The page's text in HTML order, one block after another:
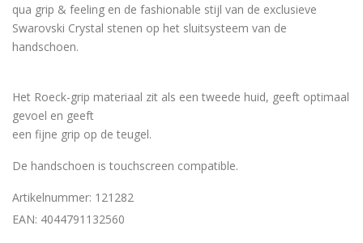
qua grip & feeling en de fashionable stijl van de exclusieve
Swarovski Crystal stenen op het sluitsysteem van de
handschoen.
Het Roeck-grip materiaal zit als een tweede huid, geeft optimaal
gevoel en geeft
een fijne grip op de teugel.
De handschoen is touchscreen compatible.
Artikelnummer: 121282
EAN: 4044791132560